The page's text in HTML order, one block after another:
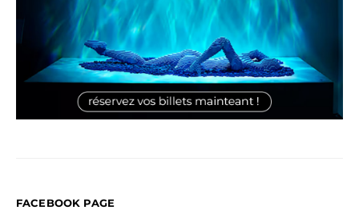
FACEBOOK PAGE